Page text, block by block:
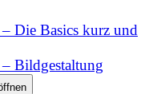
Die Basics kurz und
Bildgestaltung